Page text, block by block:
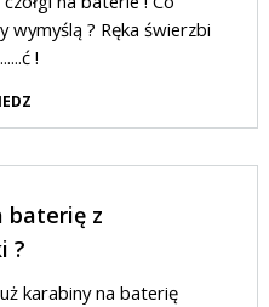
wymyślą ? Ręka świerzbi
!
baterię z
?
karabiny na baterię